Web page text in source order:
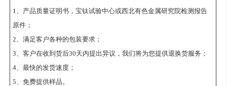
1、产品质量证明书，宝钛试验中心或西北有色金属研究院检测报告
原件；
2、满足客户各种的包装要求；
3、客户在收到货后30天内提出异议，我们将为您提供退换货服务；
4、最快的发货速度；
5、免费提供样品。